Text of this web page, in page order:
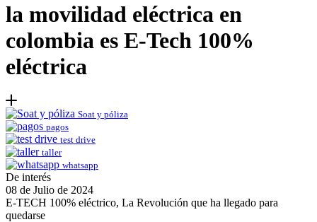
la movilidad eléctrica en
colombia es E-Tech 100%
eléctrica
Soat y póliza
pagos
test drive
taller
whatsapp
De interés
08 de Julio de 2024
E-TECH 100% eléctrico, La Revolución que ha llegado para
quedarse